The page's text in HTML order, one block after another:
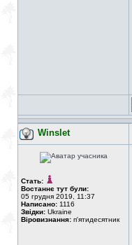
Winslet
Стать:
Востаннє тут були:
05 грудня 2019, 11:37
Написано: 1116
Звідки: Ukraine
Віровизнання: п'ятидесятник